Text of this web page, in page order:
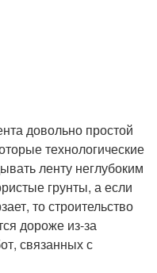
довольно простой
технологические
ленту неглубоким
грунты, а если
то строительство
дороже из-за
связанных с